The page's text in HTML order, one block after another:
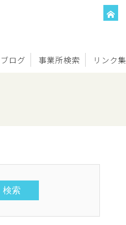
ブログ 事業所検索 リンク集